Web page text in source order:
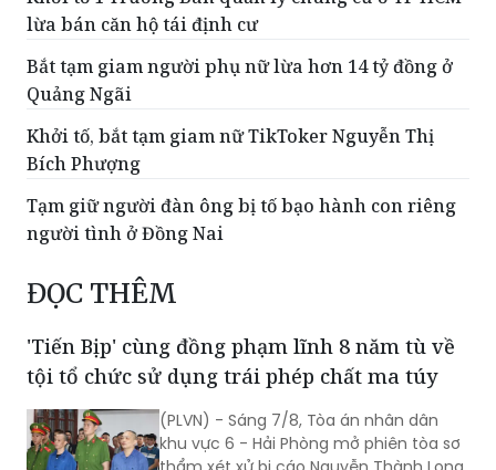
lừa bán căn hộ tái định cư
Bắt tạm giam người phụ nữ lừa hơn 14 tỷ đồng ở
Quảng Ngãi
Khởi tố, bắt tạm giam nữ TikToker Nguyễn Thị
Bích Phượng
Tạm giữ người đàn ông bị tố bạo hành con riêng
người tình ở Đồng Nai
ĐỌC THÊM
'Tiến Bịp' cùng đồng phạm lĩnh 8 năm tù về
tội tổ chức sử dụng trái phép chất ma túy
(PLVN) - Sáng 7/8, Tòa án nhân dân
khu vực 6 - Hải Phòng mở phiên tòa sơ